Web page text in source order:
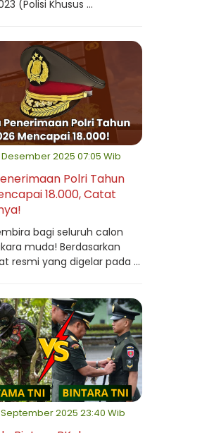
(Polisi Khusus ...
Desember 2025 07:05 Wib
Polri Tahun
18.000, Catat
bagi seluruh calon
muda! Berdasarkan
resmi yang digelar pada ...
September 2025 23:40 Wib